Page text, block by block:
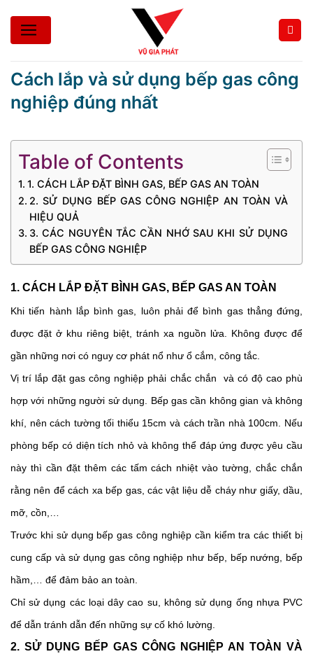
nội
Cách lắp và sử dụng bếp gas công
nghiệp đúng nhất
Table of Contents
1. CÁCH LẮP ĐẶT BÌNH GAS, BẾP GAS AN TOÀN
2. SỬ DỤNG BẾP GAS CÔNG NGHIỆP AN TOÀN VÀ
HIỆU QUẢ
3. CÁC NGUYÊN TẮC CẦN NHỚ SAU KHI SỬ DỤNG
BẾP GAS CÔNG NGHIỆP
1. CÁCH LẮP ĐẶT BÌNH GAS, BẾP GAS AN TOÀN
Khi tiến hành lắp bình gas, luôn phải để bình gas thẳng đứng,
được đặt ở khu riêng biệt, tránh xa nguồn lửa. Không được để
gần những nơi có nguy cơ phát nổ như ổ cắm, công tắc.
Vị trí lắp đặt gas công nghiệp phải chắc chắn  và có độ cao phù
hợp với những người sử dụng. Bếp gas cần không gian và không
khí, nên cách tường tối thiểu 15cm và cách trần nhà 100cm. Nếu
phòng bếp có diện tích nhỏ và không thể đáp ứng được yêu cầu
này thì cần đặt thêm các tấm cách nhiệt vào tường, chắc chắn
rằng nên để cách xa bếp gas, các vật liệu dễ cháy như giấy, dầu,
mỡ, cồn,…
Trước khi sử dụng bếp gas công nghiệp cần kiểm tra các thiết bị
cung cấp và sử dụng gas công nghiệp như bếp, bếp nướng, bếp
hầm,… để đảm bảo an toàn.
Chỉ sử dụng các loại dây cao su, không sử dụng ống nhựa PVC
để dẫn tránh dẫn đến những sự cố khó lường.
2. SỬ DỤNG BẾP GAS CÔNG NGHIỆP AN TOÀN VÀ